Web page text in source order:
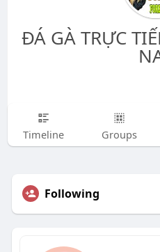
ĐÁ GÀ TRỰC
Timeline Groups
Following